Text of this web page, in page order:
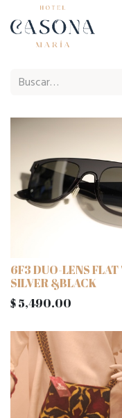
6F3 DUO-LENS FLAT
SILVER &BLACK
$5,490.00